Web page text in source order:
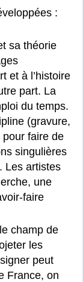
:
sa théorie
et à l’histoire
part. La
du temps.
(gravure,
faire de
singulières
Les artistes
une
faire
champ de
les
peut
France, on